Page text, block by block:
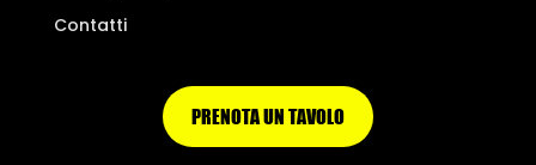
Contatti
PRENOTA UN TAVOLO